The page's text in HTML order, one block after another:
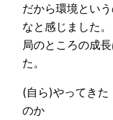
だから環境とい
なと感じました
局のところの成
た。
(自ら)やってきた
のか